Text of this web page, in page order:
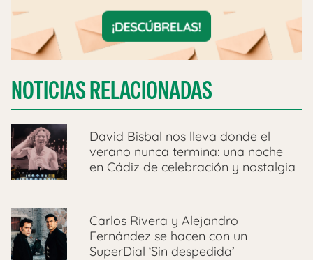
NOTICIAS RELACIONADAS
David Bisbal nos lleva donde el
verano nunca termina: una noche
en Cádiz de celebración y nostalgia
Carlos Rivera y Alejandro
Fernández se hacen con un
SuperDial ‘Sin despedida’